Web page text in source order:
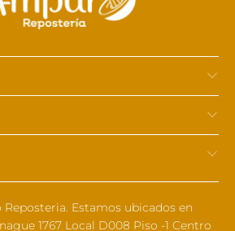
Reposteria. Estamos ubicados en
1767 Local D008 Piso -1 Centro